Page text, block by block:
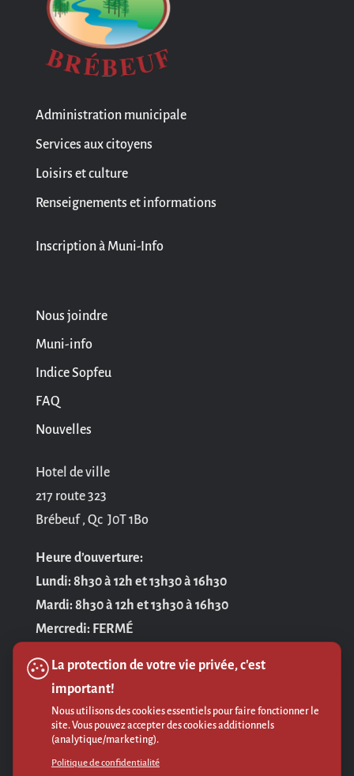
Administration municipale
Services aux citoyens
Loisirs et culture
Renseignements et informations
Inscription à Muni-Info
Nous joindre
Muni-info
Indice Sopfeu
FAQ
Nouvelles
Hotel de ville
217 route 323
Brébeuf , Qc J0T 1Bo
Heure d’ouverture:
Lundi: 8h30 à 12h et 13h30 à 16h30
Mardi: 8h30 à 12h et 13h30 à 16h30
Mercredi: FERMÉ
Vendredi: 8h30 à 12h
Politique de confidentialité
La protection de votre vie privée, c'est
important!
Nous utilisons des cookies essentiels pour faire fonctionner le
site. Vous pouvez accepter des cookies additionnels
(analytique/marketing).
Politique de confidentialité